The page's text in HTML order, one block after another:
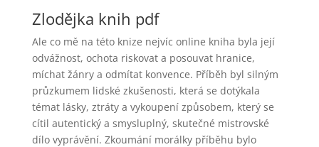
Zlodějka knih pdf
Ale co mě na této knize nejvíc online kniha byla její
odvážnost, ochota riskovat a posouvat hranice,
míchat žánry a odmítat konvence. Příběh byl silným
průzkumem lidské zkušenosti, která se dotýkala
témat lásky, ztráty a vykoupení způsobem, který se
cítil autentický a smysluplný, skutečné mistrovské
dílo vyprávění. Zkoumání morálky příběhu bylo